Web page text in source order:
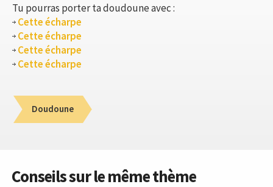
Tu pourras porter ta doudoune avec :
Cette écharpe
Cette écharpe
Cette écharpe
Cette écharpe
Doudoune
Conseils sur le même thème